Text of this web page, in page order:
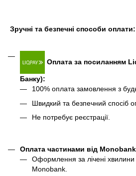
Зручні та безпечні способи оплати:
Оплата за посиланням
Банку):
100% оплата замовлення з
Швидкий та безпечний спосіб
Не потребує реєстрації.
Оплата частинами від Monobank
Оформлення за лічені хвилини
Monobank.